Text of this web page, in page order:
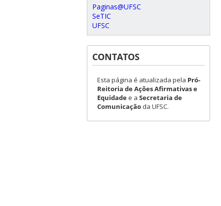
Paginas@UFSC
SeTIC
UFSC
CONTATOS
Esta página é atualizada pela Pró-
Reitoria de Ações Afirmativas e
Equidadee a Secretaria de
Comunicaçãoda UFSC.